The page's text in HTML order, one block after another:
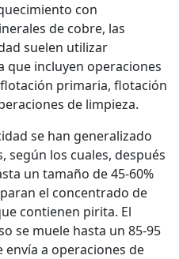
con
de cobre, las
suelen utilizar
que incluyen operaciones
primaria, flotación
de limpieza.
se han generalizado
según los cuales, después
un tamaño de 45-60%
el concentrado de
contienen pirita. El
se muele hasta un 85-95
envía a operaciones de